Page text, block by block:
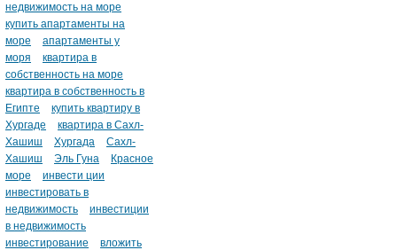
недвижимость на море
купить апартаменты на
море
апартаменты у
моря
квартира в
собственность на море
квартира в собственность в
Египте
купить квартиру в
Хургаде
квартира в Сахл-
Хашиш
Хургада
Сахл-
Хашиш
Эль Гуна
Красное
море
инвести ции
инвестировать в
недвижимость
инвестиции
в недвижимость
инвестирование
вложить